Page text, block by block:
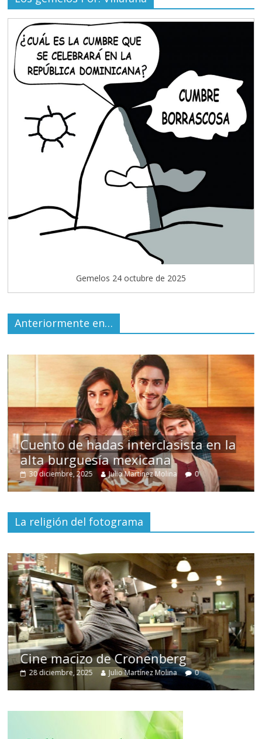
Gemelos 24 octubre de 2025
Anteriormente en…
Cuento de hadas interclasista en la
alta burguesía mexicana
30 diciembre, 2025 Julio Martínez Molina 0
La religión del fotograma
Cine macizo de Cronenberg
28 diciembre, 2025 Julio Martínez Molina 0